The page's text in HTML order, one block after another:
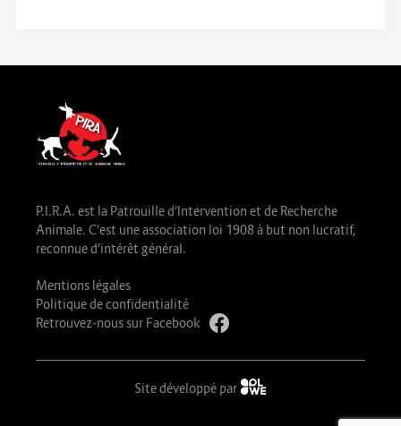
P.I.R.A. est la Patrouille d’Intervention et de Recherche
Animale. C’est une association loi 1908 à but non lucratif,
reconnue d’intérêt général.
Mentions légales
Politique de confidentialité
Retrouvez-nous sur Facebook
Site développé par